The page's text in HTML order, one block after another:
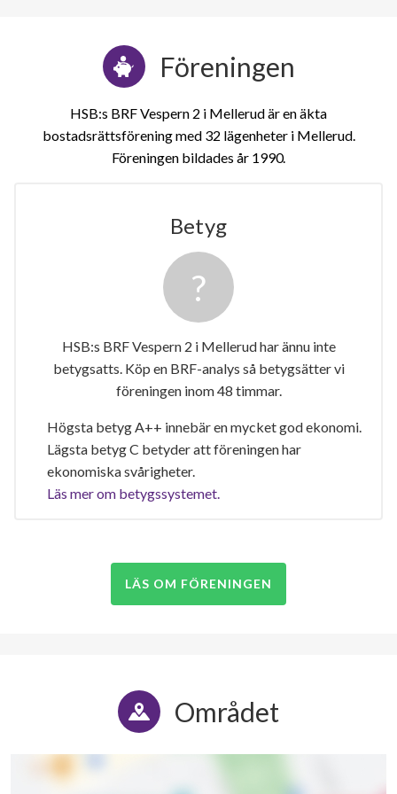
Föreningen
HSB:s BRF Vespern 2 i Mellerud är en äkta
bostadsrättsförening med 32 lägenheter i Mellerud.
Föreningen bildades år 1990
Betyg
HSB:s BRF Vespern 2 i Mellerud har ännu inte
betygsatts. Köp en BRF-analys så betygsätter vi
föreningen inom 48 timmar.
Högsta betyg A++ innebär en mycket god ekonomi.
Lägsta betyg C betyder att föreningen har
ekonomiska svårigheter.
Läs mer om betygssystemet.
LÄS OM FÖRENINGEN
Området